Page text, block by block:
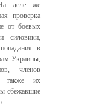
деле же
проверка
от боевых
силовики,
в
Украины,
членов
а также их
сбежавшие